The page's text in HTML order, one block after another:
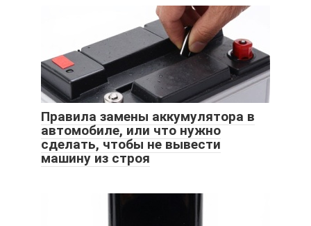
Правила замены аккумулятора в
автомобиле, или что нужно
сделать, чтобы не вывести
машину из строя